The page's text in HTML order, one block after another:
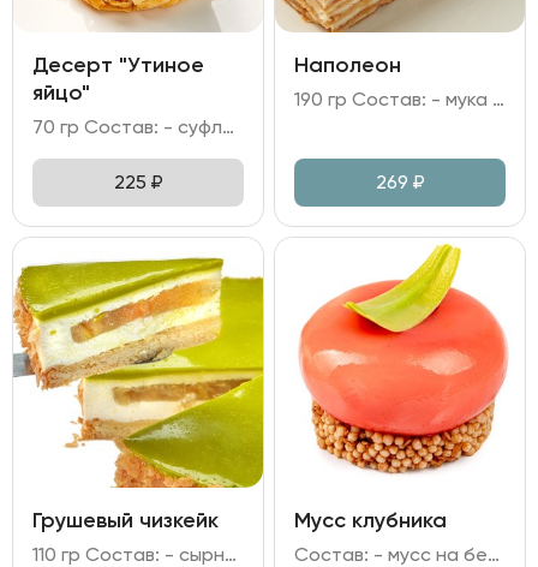
Десерт "Утиное
яйцо"
70 гр Состав: - суфле "птичье молоко"; - желток из облепихи; - глазурь из белого шоколада и какао; - тесто Фило; - сахар; краситель; сахарный сироп.
225 ₽
Наполеон
190 гр Состав: - мука пшеничная; - масло сливочное; - яйцо куриное; - сахар; соль; уксус; молоко; сливки; - паста ванильная; крахмал кукурузный.
269 ₽
Грушевый чизкейк
110 гр Состав: - сырно-сливочный мусс; - джем грушевый; соленая карамель; - яйцо куриное; сливочное масло; - желатиновая масса; краситель; - песочная основа.
Мусс клубника
Состав: - мусс на белом шоколаде и сливках с начинкой из компоте клубники; - основа из молочного шоколада и рисовых шариков; - глазурью на основе клубничного пюре.